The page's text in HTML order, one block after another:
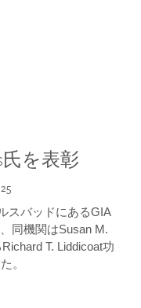
氏を表彰
スバッドにあるGIA
同機関はSusan M.
T. Liddicoat功
。